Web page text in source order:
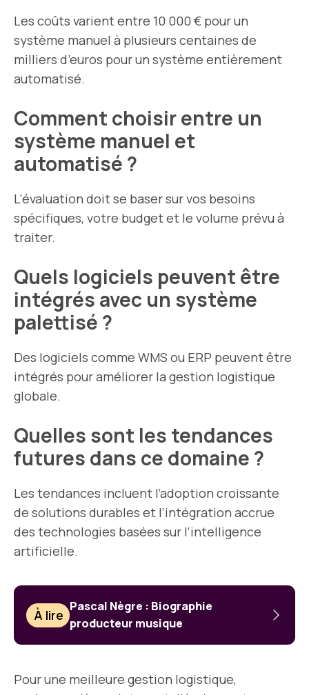
Les coûts varient entre 10 000 € pour un
système manuel à plusieurs centaines de
milliers d’euros pour un système entièrement
automatisé.
Comment choisir entre un
système manuel et
automatisé ?
L’évaluation doit se baser sur vos besoins
spécifiques, votre budget et le volume prévu à
traiter.
Quels logiciels peuvent être
intégrés avec un système
palettisé ?
Des logiciels comme WMS ou ERP peuvent être
intégrés pour améliorer la gestion logistique
globale.
Quelles sont les tendances
futures dans ce domaine ?
Les tendances incluent l’adoption croissante
de solutions durables et l’intégration accrue
des technologies basées sur l’intelligence
artificielle.
À lire
Pascal Nègre : Biographie
producteur musique
Pour une meilleure gestion logistique,